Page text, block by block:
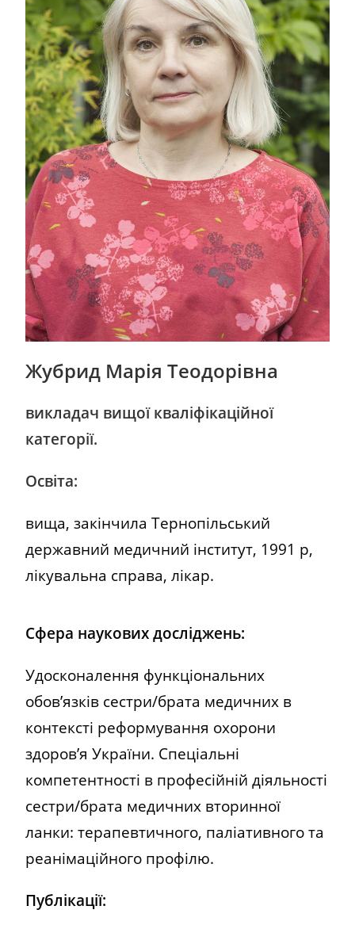
Жубрид Марія Теодорівна
викладач вищої кваліфікаційної
категорії.
Освіта:
вища, закінчила Тернопільський
державний медичний інститут, 1991 р,
лікувальна справа, лікар.
Сфера наукових досліджень:
Удосконалення функціональних
обов’язків сестри/брата медичних в
контексті реформування охорони
здоров’я України. Спеціальні
компетентності в професійній діяльності
сестри/брата медичних вторинної
ланки: терапевтичного, паліативного та
реанімаційного профілю.
Публікації: